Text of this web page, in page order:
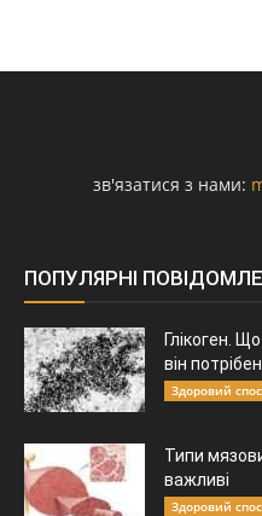
зв'язатися з нами:
ПОПУЛЯРНІ
Глікоген.
він потрібен
Здоровий
Типи
важливі
Здоровий